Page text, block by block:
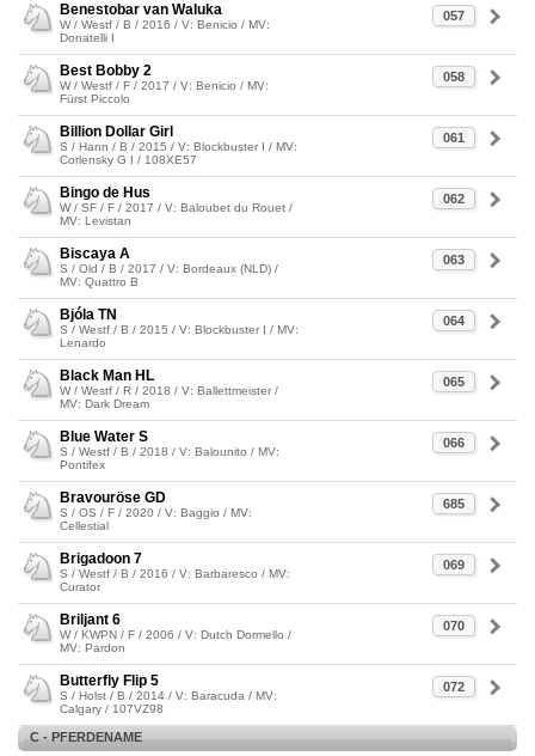
057
Benestobar van Waluka
W / Westf / B / 2016 / V: Benicio / MV:
Donatelli I
058
Best Bobby 2
W / Westf / F / 2017 / V: Benicio / MV:
Fürst Piccolo
061
Billion Dollar Girl
S / Hann / B / 2015 / V: Blockbuster I / MV:
Corlensky G I / 108XE57
062
Bingo de Hus
W / SF / F / 2017 / V: Baloubet du Rouet /
MV: Levistan
063
Biscaya A
S / Old / B / 2017 / V: Bordeaux (NLD) /
MV: Quattro B
064
Bjóla TN
S / Westf / B / 2015 / V: Blockbuster I / MV:
Lenardo
065
Black Man HL
W / Westf / R / 2018 / V: Ballettmeister /
MV: Dark Dream
066
Blue Water S
S / Westf / B / 2018 / V: Balounito / MV:
Pontifex
685
Bravouröse GD
S / OS / F / 2020 / V: Baggio / MV:
Cellestial
069
Brigadoon 7
S / Westf / B / 2016 / V: Barbaresco / MV:
Curator
070
Briljant 6
W / KWPN / F / 2006 / V: Dutch Dormello /
MV: Pardon
072
Butterfly Flip 5
S / Holst / B / 2014 / V: Baracuda / MV:
Calgary / 107VZ98
C - PFERDENAME